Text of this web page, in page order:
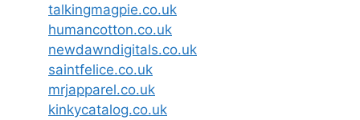
talkingmagpie.co.uk
humancotton.co.uk
newdawndigitals.co.uk
saintfelice.co.uk
mrjapparel.co.uk
kinkycatalog.co.uk